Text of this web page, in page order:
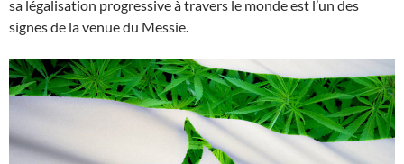
sa légalisation progressive à travers le monde est l’un des
signes de la venue du Messie.